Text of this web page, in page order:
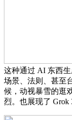
这种通过 AI 东西
场景、法则、甚至
候，动视暴雪的逛
烈。也展现了 Grok